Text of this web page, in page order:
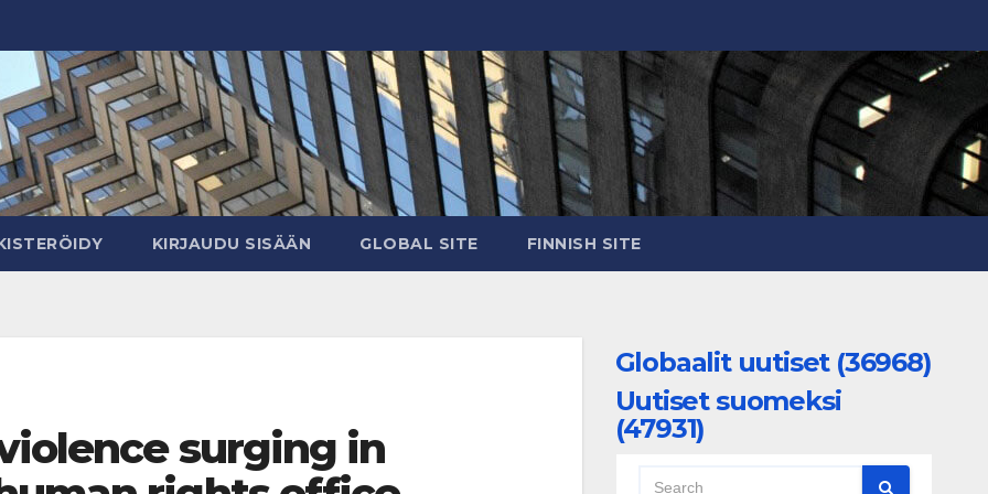
KIRJAUDU SISÄÄN GLOBAL SITE FINNISH SITE
surging in
Globaalit uutiset (36968)
Uutiset suomeksi
(47931)